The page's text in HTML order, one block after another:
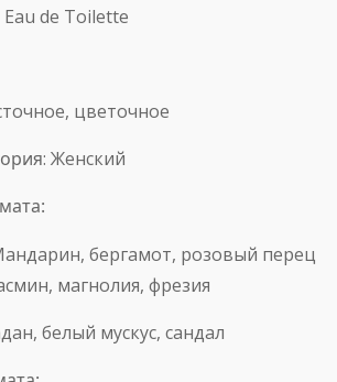
Eau de Toilette
цветочное
: Женский
бергамот, розовый перец
магнолия, фрезия
белый мускус, сандал